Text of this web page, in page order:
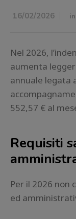
16/02/2026 in
Nel 2026,
aumenta
annuale legata
552,57 € al
Requisiti
Per il 2026 non
ed